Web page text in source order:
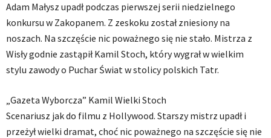
Adam Małysz upadł podczas pierwszej serii niedzielnego
konkursu w Zakopanem. Z zeskoku został zniesiony na
noszach. Na szczęście nic poważnego się nie stało. Mistrza z
Wisły godnie zastąpił Kamil Stoch, który wygrał w wielkim
stylu zawody o Puchar Świat w stolicy polskich Tatr.
„Gazeta Wyborcza” Kamil Wielki Stoch
Scenariusz jak do filmu z Hollywood. Starszy mistrz upadł i
przeżył wielki dramat, choć nic poważnego na szczęście się nie